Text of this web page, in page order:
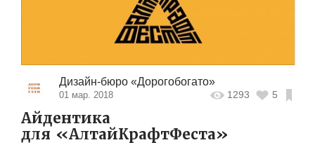
Дизайн-бюро «Дорогобогато»
01 мар. 2018 1293 5
Айдентика
для «АлтайКрафтФеста»